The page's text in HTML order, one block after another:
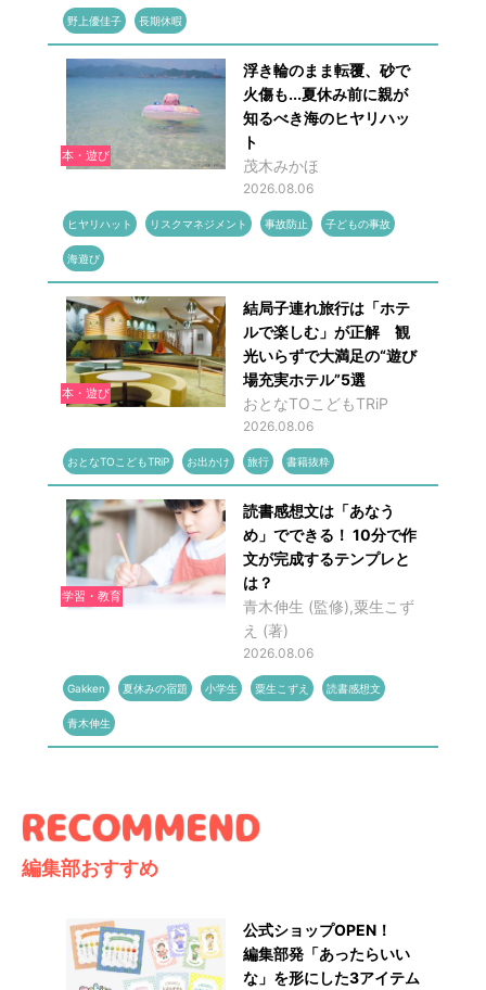
野上優佳子 長期休暇
本・遊び
浮き輪のまま転覆、砂で
火傷も...夏休み前に親が
知るべき海のヒヤリハッ
ト
茂木みかほ
2026.08.06
ヒヤリハット リスクマネジメント 事故防止 子どもの事故
海遊び
本・遊び
結局子連れ旅行は「ホテ
ルで楽しむ」が正解 観
光いらずで大満足の“遊び
場充実ホテル”5選
おとなTOこどもTRiP
2026.08.06
おとなTOこどもTRiP お出かけ 旅行 書籍抜粋
学習・教育
読書感想文は「あなう
め」でできる！ 10分で作
文が完成するテンプレと
は？
青木伸生 (監修),粟生こず
え (著)
2026.08.06
Gakken 夏休みの宿題 小学生 粟生こずえ 読書感想文
青木伸生
編集部おすすめ
公式ショップOPEN！
編集部発「あったらいい
な」を形にした3アイテム